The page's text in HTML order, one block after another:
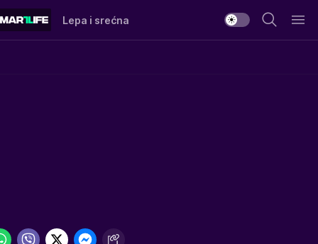
Lepa i srećna